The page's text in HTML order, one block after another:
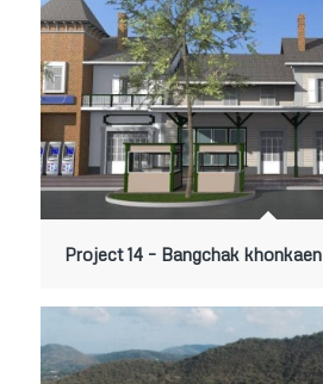
Project 14 – Bangchak khonkaen